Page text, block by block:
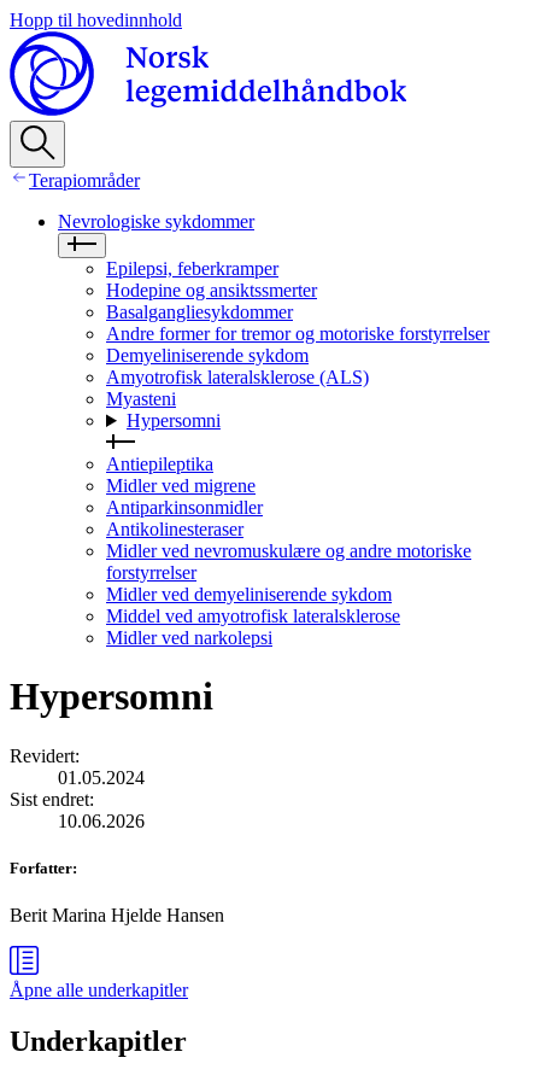
Hopp til hovedinnhold
Terapiområder
Nevrologiske sykdommer
Epilepsi, feberkramper
Hodepine og ansiktssmerter
Basalgangliesykdommer
Andre former for tremor og motoriske forstyrrelser
Demyeliniserende sykdom
Amyotrofisk lateralsklerose (ALS)
Myasteni
Hypersomni
Antiepileptika
Midler ved migrene
Antiparkinsonmidler
Antikolinesteraser
Midler ved nevromuskulære og andre motoriske
forstyrrelser
Midler ved demyeliniserende sykdom
Middel ved amyotrofisk lateralsklerose
Midler ved narkolepsi
Hypersomni
Revidert:
01.05.2024
Sist endret:
10.06.2026
Forfatter:
Berit Marina Hjelde Hansen
Åpne alle underkapitler
Underkapitler